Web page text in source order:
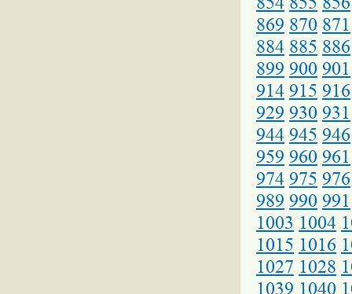
869 870 871
884 885 886
899 900 901
914 915 916
929 930 931
944 945 946
959 960 961
974 975 976
989 990 991
1003 1004
1015 1016
1027 1028
1039 1040